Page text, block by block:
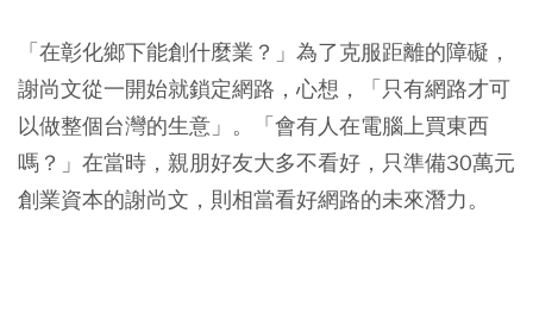
「在彰化鄉下能創什麼業？」為了克服距離的障礙，
謝尚文從一開始就鎖定網路，心想，「只有網路才可
以做整個台灣的生意」。「會有人在電腦上買東西
嗎？」在當時，親朋好友大多不看好，只準備30萬元
創業資本的謝尚文，則相當看好網路的未來潛力。